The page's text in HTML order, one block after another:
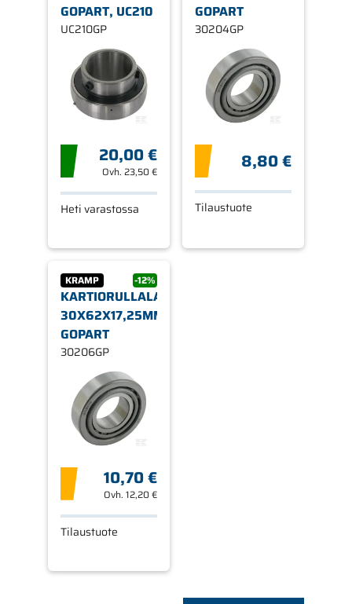
GOPART, UC210
UC210GP
20,00 €
Ovh. 23,50 €
Heti varastossa
GOPART
30204GP
8,80 €
Tilaustuote
KRAMP -12%
KARTIORULLALAAKERI
30X62X17,25MM
GOPART
30206GP
10,70 €
Ovh. 12,20 €
Tilaustuote